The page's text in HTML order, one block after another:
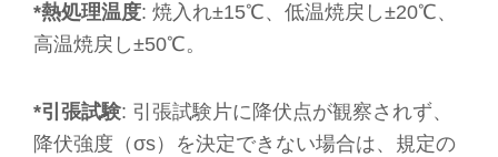
*熱処理温度: 焼入れ±15℃、低温焼戻し±20℃、
高温焼戻し±50℃。
*引張試験: 引張試験片に降伏点が観察されず、
降伏強度（σs）を決定できない場合は、規定の